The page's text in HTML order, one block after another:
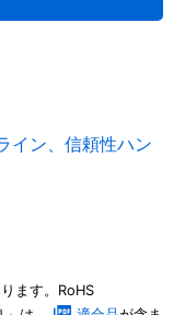
イン、信頼性ハン
ます。RoHS